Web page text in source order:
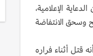
الإعلامية،
وسحق الانتفاضة
قتل أثناء فراره